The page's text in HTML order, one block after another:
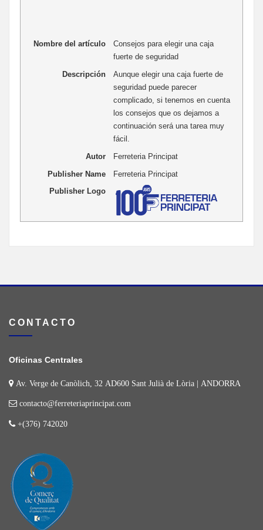
Nombre del artículo
Consejos para elegir una caja
fuerte de seguridad
Descripción
Aunque elegir una caja fuerte de
seguridad puede parecer
complicado, si tenemos en cuenta
los consejos que os dejamos a
continuación será una tarea muy
fácil.
Autor
Ferreteria Principat
Publisher Name
Ferreteria Principat
Publisher Logo
CONTACTO
Oficinas Centrales
Av. Verge de Canòlich, 32 AD600 Sant Julià de Lòria | ANDORRA
contacto@ferreteriaprincipat.com
+(376) 742020